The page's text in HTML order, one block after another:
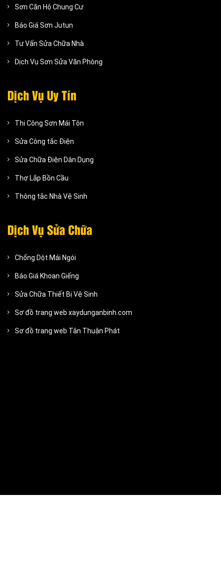
Sơn Căn Hộ Chung Cư
Báo Giá Sơn Jutun
Tư Vấn Sửa Chữa Nhà
Dịch Vụ Sơn Sửa Văn Phòng
Dịch Vụ Uy Tín
Thi Công Sơn Mái Tôn
Sửa Công tắc Điện
Sửa Chữa Điện Dân Dụng
Thợ Lắp Bồn Cầu
Thông tắc Nhà Vệ Sinh
Dịch Vụ Sửa Chữa
Chống Dột Mái Ngói
Báo Giá Khoan Giếng
Sửa Chữa Thiết Bị Vệ Sinh
Sơ đồ trang web xaydunganbinh.com
Sơ đồ trang web Tân Thuận Phát